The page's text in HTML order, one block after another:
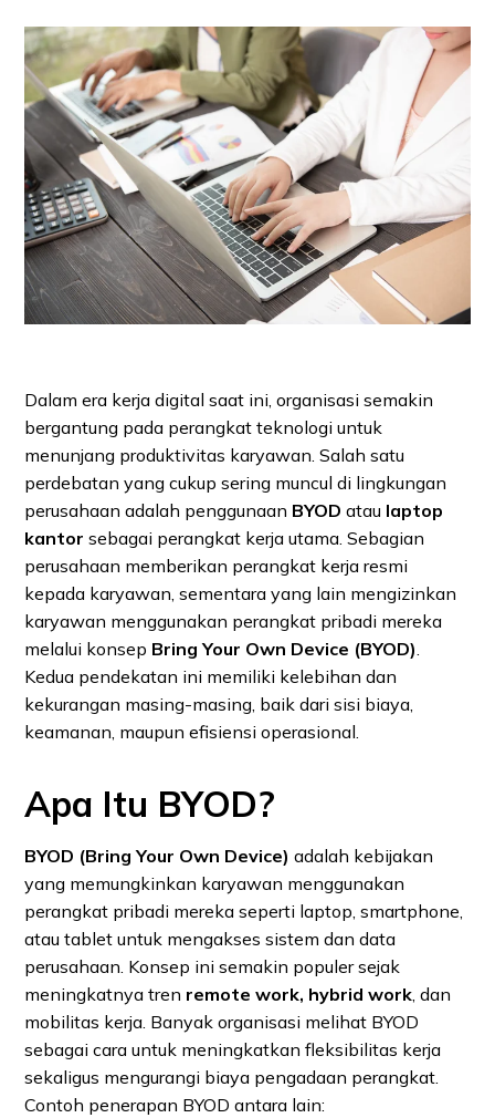
Dalam era kerja digital saat ini, organisasi semakin
bergantung pada perangkat teknologi untuk
menunjang produktivitas karyawan. Salah satu
perdebatan yang cukup sering muncul di lingkungan
perusahaan adalah penggunaan BYOD atau laptop
kantor sebagai perangkat kerja utama. Sebagian
perusahaan memberikan perangkat kerja resmi
kepada karyawan, sementara yang lain mengizinkan
karyawan menggunakan perangkat pribadi mereka
melalui konsep Bring Your Own Device (BYOD)
Kedua pendekatan ini memiliki kelebihan dan
kekurangan masing-masing, baik dari sisi biaya,
keamanan, maupun efisiensi operasional.
Apa Itu BYOD?
BYOD (Bring Your Own Device) adalah kebijakan
yang memungkinkan karyawan menggunakan
perangkat pribadi mereka seperti laptop, smartphone,
atau tablet untuk mengakses sistem dan data
perusahaan. Konsep ini semakin populer sejak
meningkatnya tren remote work, hybrid work, dan
mobilitas kerja. Banyak organisasi melihat BYOD
sebagai cara untuk meningkatkan fleksibilitas kerja
sekaligus mengurangi biaya pengadaan perangkat.
Contoh penerapan BYOD antara lain: